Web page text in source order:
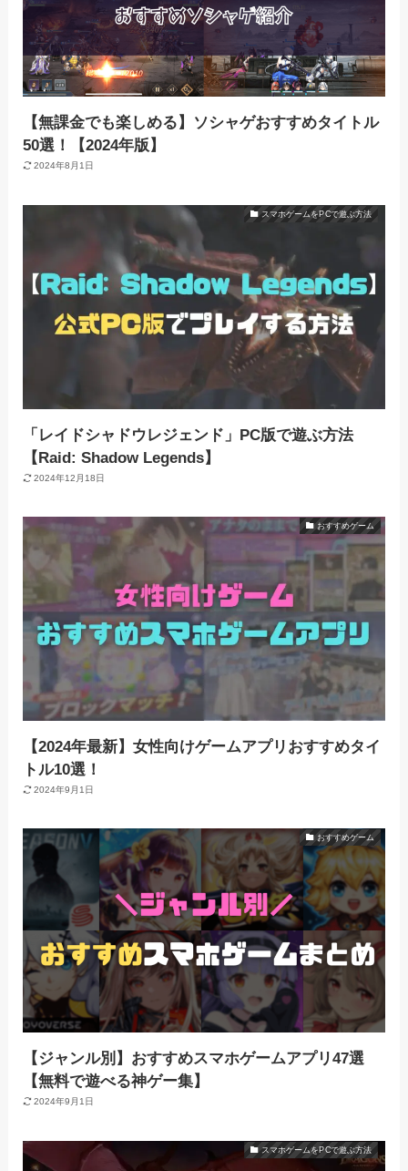
【無課金でも楽しめる】ソシャゲおすすめタイトル
50選！【2024年版】
2024年8月1日
スマホゲームをPCで遊ぶ方法
「レイドシャドウレジェンド」PC版で遊ぶ方法
【Raid: Shadow Legends】
2024年12月18日
おすすめゲーム
【2024年最新】女性向けゲームアプリおすすめタイ
トル10選！
2024年9月1日
おすすめゲーム
【ジャンル別】おすすめスマホゲームアプリ47選
【無料で遊べる神ゲー集】
2024年9月1日
スマホゲームをPCで遊ぶ方法